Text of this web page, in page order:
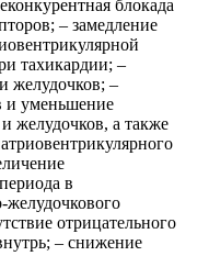
блокада
– замедление
тахикардии; –
желудочков; –
и уменьшение
желудочков, а также
в
желудочкового
отрицательного
– снижение